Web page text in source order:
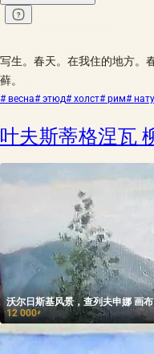
写生。春天。在我住的地方。
藓。
# весна# этюд# холст# рим#
叶夫斯蒂格涅瓦
沃尔日斯基风景，查列夫申娜 画
12 000₽